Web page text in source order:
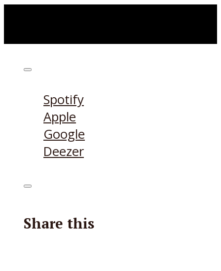
Spotify
Apple
Google
Deezer
Share this